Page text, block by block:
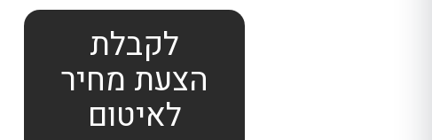
לקבלת
הצעת מחיר
לאיטום